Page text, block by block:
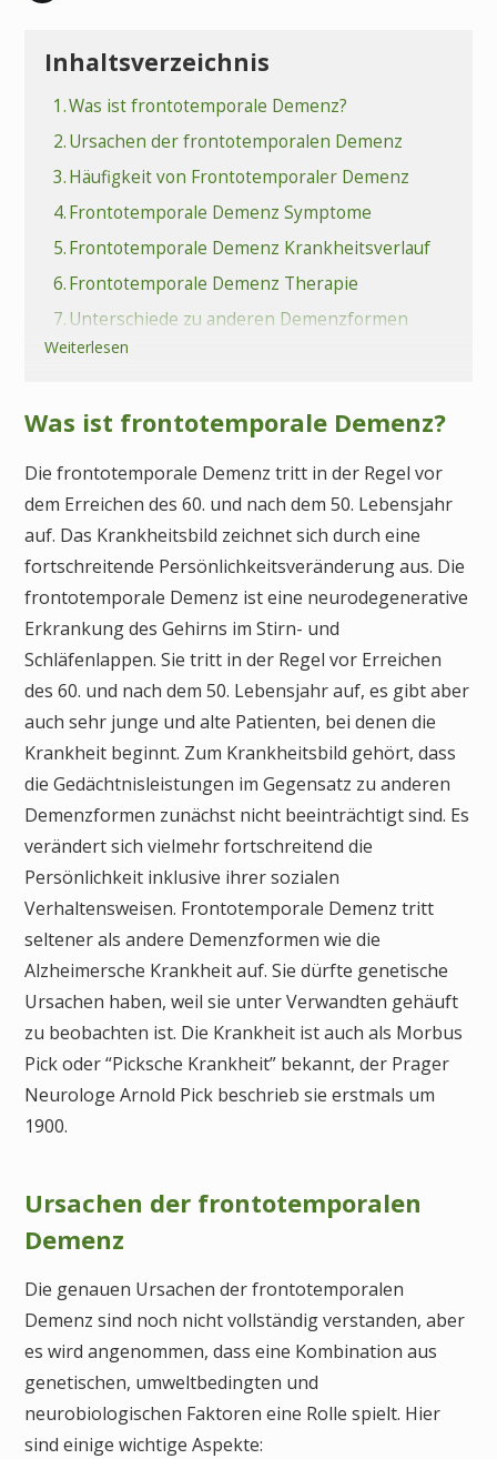
Was ist frontotemporale Demenz?
Die frontotemporale Demenz tritt in der Regel vor
dem Erreichen des 60. und nach dem 50. Lebensjahr
auf. Das Krankheitsbild zeichnet sich durch eine
fortschreitende Persönlichkeitsveränderung aus. Die
frontotemporale Demenz ist eine neurodegenerative
Erkrankung des Gehirns im Stirn- und
Schläfenlappen. Sie tritt in der Regel vor Erreichen
des 60. und nach dem 50. Lebensjahr auf, es gibt aber
auch sehr junge und alte Patienten, bei denen die
Krankheit beginnt. Zum Krankheitsbild gehört, dass
die Gedächtnisleistungen im Gegensatz zu anderen
Demenzformen zunächst nicht beeinträchtigt sind. Es
verändert sich vielmehr fortschreitend die
Persönlichkeit inklusive ihrer sozialen
Verhaltensweisen. Frontotemporale Demenz tritt
seltener als andere Demenzformen wie die
Alzheimersche Krankheit auf. Sie dürfte genetische
Ursachen haben, weil sie unter Verwandten gehäuft
zu beobachten ist. Die Krankheit ist auch als Morbus
Pick oder “Picksche Krankheit” bekannt, der Prager
Neurologe Arnold Pick beschrieb sie erstmals um
1900.
Ursachen der frontotemporalen
Demenz
Die genauen Ursachen der frontotemporalen
Demenz sind noch nicht vollständig verstanden, aber
es wird angenommen, dass eine Kombination aus
genetischen, umweltbedingten und
neurobiologischen Faktoren eine Rolle spielt. Hier
sind einige wichtige Aspekte:
Inhaltsverzeichnis
1.Was ist frontotemporale Demenz?
2.Ursachen der frontotemporalen Demenz
3.Häufigkeit von Frontotemporaler Demenz
4.Frontotemporale Demenz Symptome
5.Frontotemporale Demenz Krankheitsverlauf
6.Frontotemporale Demenz Therapie
7.Unterschiede zu anderen Demenzformen
8.Fazit
Demenz
Weiterlesen